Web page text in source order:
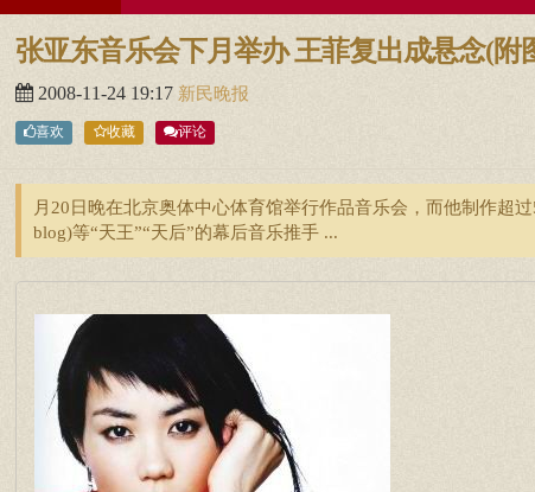
张亚东音乐会下月举办 王菲复出成悬念(附
2008-11-24 19:17 新民晚报
喜欢 收藏 评论
月20日晚在北京奥体中心体育馆举行作品音乐会，而他制作超
blog)等“天王”“天后”的幕后音乐推手 ...